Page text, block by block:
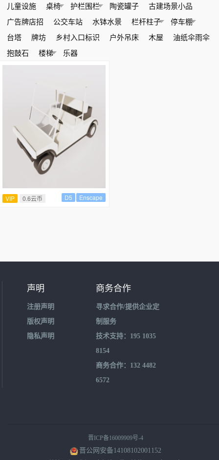
儿童设施
桌椅 护栏围栏 陶瓷罐子
古建场景小品
广告牌店招
公交车站 水钵水景 栏杆柱子
停车棚
台塔
牌坊 乡村入口标识 户外吊床 木屋
油纸伞雨伞
抱鼓石
楼梯 乐器
VIP 0.6云币 Enscape
D5
声明
注册声明
版权声明
隐私声明
商务合作
寻求合作/提供企业定
制服务
技术支持：195 1035
8154
商务合作：132 4482
6572
晋ICP备16009909号-4
晋公网安备14108102001152